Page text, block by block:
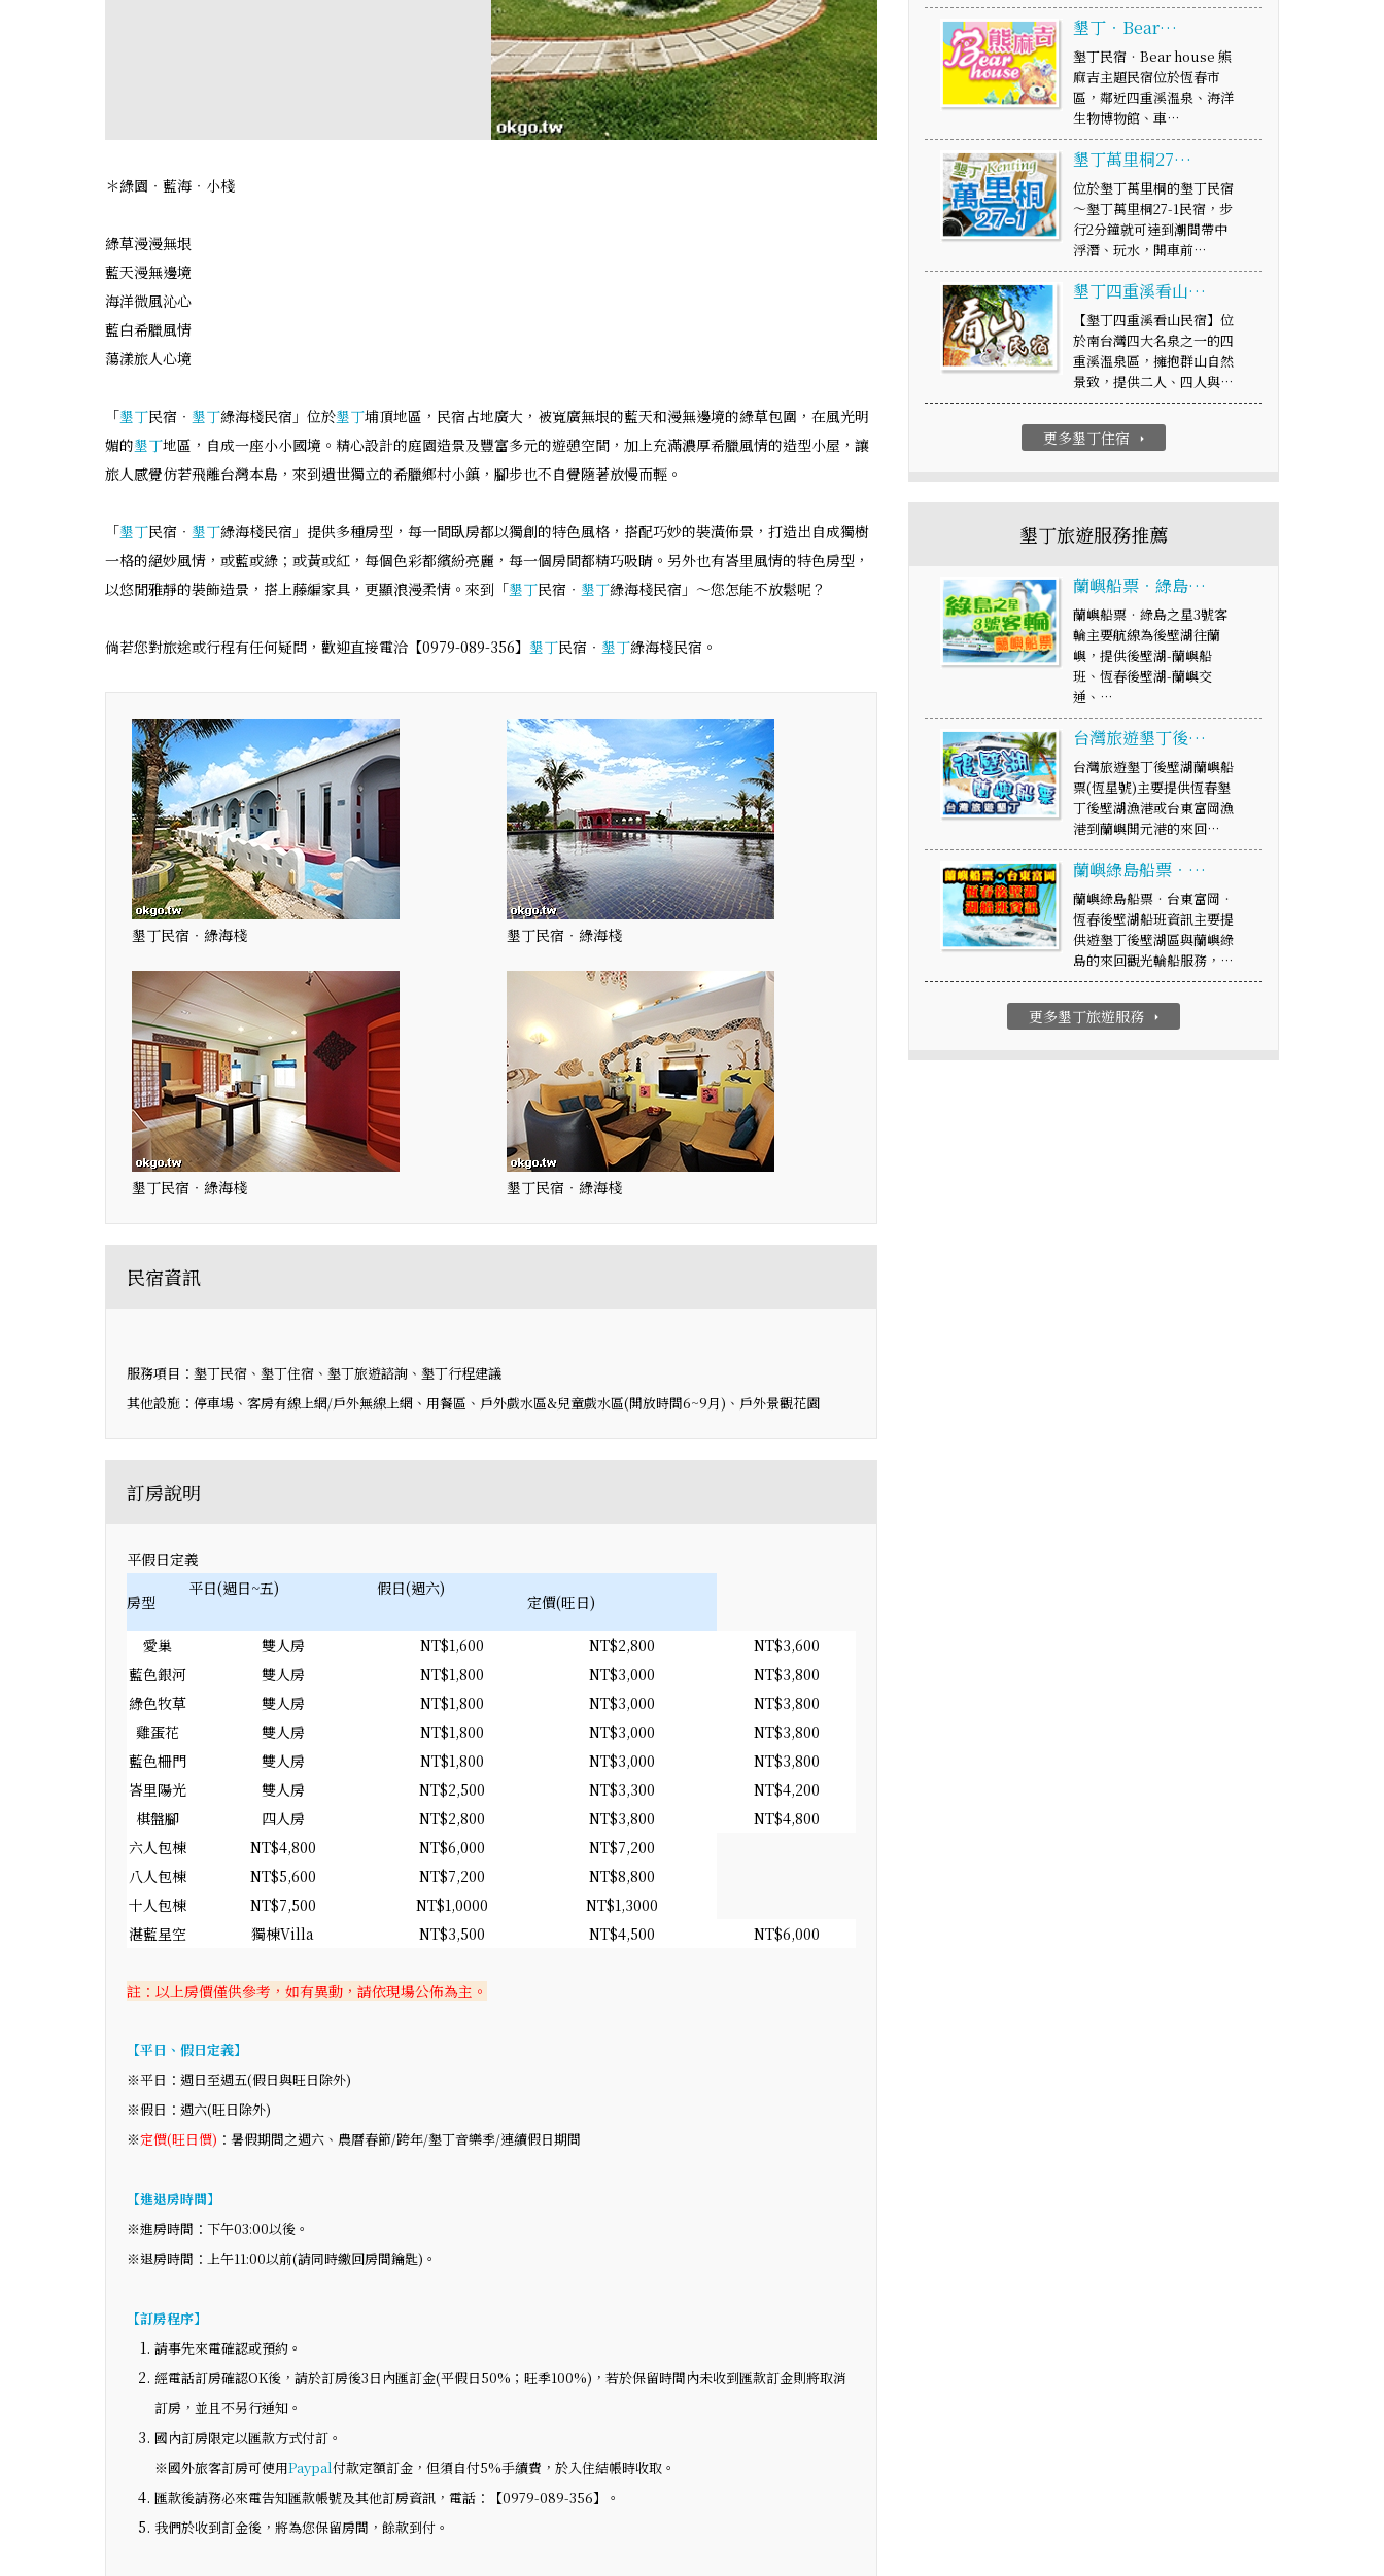
＊綠園‧藍海‧小棧
綠草漫漫無垠
藍天漫無邊境
海洋微風沁心
藍白希臘風情
蕩漾旅人心境
「墾丁民宿‧ 墾丁綠海棧民宿」位於墾丁埔頂地區，民宿占地廣大，被寬廣無垠的藍天和漫無邊境的綠草包圍，在風光明
媚的墾丁地區，自成一座小小國境。精心設計的庭園造景及豐富多元的遊憩空間，加上充滿濃厚希臘風情的造型小屋，讓
旅人感覺仿若飛離台灣本島，來到遺世獨立的希臘鄉村小鎮，腳步也不自覺隨著放慢而輕。
「墾丁民宿‧ 墾丁綠海棧民宿」提供多種房型，每一間臥房都以獨創的特色風格，搭配巧妙的裝潢佈景，打造出自成獨樹
一格的絕妙風情，或藍或綠；或黃或紅，每個色彩都繽紛亮麗，每一個房間都精巧吸睛。另外也有峇里風情的特色房型，
以悠閒雅靜的裝飾造景，搭上藤編家具，更顯浪漫柔情。來到「墾丁民宿‧ 墾丁綠海棧民宿」～您怎能不放鬆呢？
倘若您對旅途或行程有任何疑問，歡迎直接電洽【0979-089-356】 墾丁民宿‧ 墾丁綠海棧民宿。
墾丁民宿‧綠海棧 墾丁民宿‧綠海棧
墾丁民宿‧綠海棧 墾丁民宿‧綠海棧
民宿資訊
服務項目：墾丁民宿、墾丁住宿、墾丁旅遊諮詢、墾丁行程建議
其他設施：停車場、客房有線上網/戶外無線上網、用餐區、戶外戲水區&兒童戲水區(開放時間6~9月)、戶外景觀花園
訂房說明
平假日定義
房型
平日(週日~五) 假日(週六)
定價(旺日)
愛巢 雙人房 NT$1,600 NT$2,800
NT$3,600
藍色銀河
雙人房 NT$1,800 NT$3,000
NT$3,800
綠色牧草
雙人房 NT$1,800 NT$3,000
NT$3,800
雞蛋花
雙人房 NT$1,800 NT$3,000
NT$3,800
藍色柵門
雙人房 NT$1,800 NT$3,000
NT$3,800
峇里陽光
雙人房 NT$2,500 NT$3,300
NT$4,200
棋盤腳
四人房 NT$2,800 NT$3,800
NT$4,800
六人包棟
NT$4,800 NT$6,000
NT$7,200
八人包棟
NT$5,600 NT$7,200
NT$8,800
十人包棟
NT$7,500 NT$1,0000
NT$1,3000
湛藍星空
獨棟Villa NT$3,500 NT$4,500 NT$6,000
註：以上房價僅供參考，如有異動，請依現場公佈為主。
【平日、假日定義】
※平日：週日至週五(假日與旺日除外)
※假日：週六(旺日除外)
※定價(旺日價) ：暑假期間之週六、農曆春節/跨年/墾丁音樂季/連續假日期間
【進退房時間】
※進房時間：下午03:00以後。
※退房時間：上午11:00以前(請同時繳回房間鑰匙)。
【訂房程序】
請事先來電確認或預約。
經電話訂房確認OK後，請於訂房後3日內匯訂金(平假日50%；旺季100%)，若於保留時間內未收到匯款訂金則將取消
訂房，並且不另行通知。
國內訂房限定以匯款方式付訂。
※國外旅客訂房可使用Paypal付款定額訂金，但須自付5%手續費，於入住結帳時收取。
匯款後請務必來電告知匯款帳號及其他訂房資訊，電話：【0979-089-356】。
我們於收到訂金後，將為您保留房間，餘款到付。
墾丁‧Bear…
墾丁民宿‧Bear house 熊
麻吉主題民宿位於恆春市
區，鄰近四重溪溫泉、海洋
生物博物館、車…
墾丁萬里桐27…
位於墾丁萬里桐的墾丁民宿
～墾丁萬里桐27-1民宿，步
行2分鐘就可達到潮間帶中
浮潛、玩水，開車前…
墾丁四重溪看山…
【墾丁四重溪看山民宿】位
於南台灣四大名泉之一的四
重溪溫泉區，擁抱群山自然
景致，提供二人、四人與…
更多墾丁住宿 arrow_right
墾丁旅遊服務推薦
蘭嶼船票‧綠島…
蘭嶼船票‧綠島之星3號客
輪主要航線為後壁湖往蘭
嶼，提供後壁湖-蘭嶼船
班、恆春後壁湖-蘭嶼交
通、…
台灣旅遊墾丁後…
台灣旅遊墾丁後壁湖蘭嶼船
票(恆星號)主要提供恆春墾
丁後壁湖漁港或台東富岡漁
港到蘭嶼開元港的來回…
蘭嶼綠島船票‧…
蘭嶼綠島船票‧台東富岡‧
恆春後壁湖船班資訊主要提
供遊墾丁後壁湖區與蘭嶼綠
島的來回觀光輪船服務，…
更多墾丁旅遊服務 arrow_right